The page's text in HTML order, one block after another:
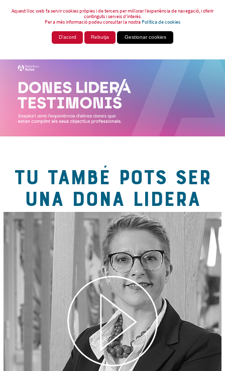
Aquest lloc web fa servir cookies pròpies i de tercers per millorar l’experiència de navegació, i oferir
continguts i serveis d’interès.
Per a més informació podeu consultar la nostraPolítica de cookies
D'acord Rebutja Gestionar cookies
TU TAMBÉ POTS SER
UNA DONA LIDERA